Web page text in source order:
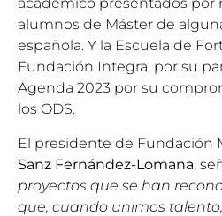
alumnos de Máster de
española. Y la Escuela de
Fundación Integra, por su
Agenda 2023 por su
los ODS.
El presidente de Fundación
Sanz Fernández-Lomana,
proyectos que se han
que, cuando unimos